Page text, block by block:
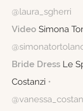
@laura_sgherri
Video Simona
Bride Dress Le
Costanzi •